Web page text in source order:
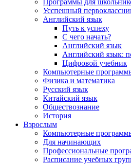
Усспешный
Английский язык
Путь к успеху
С чего начать?
Английский язык
Английский язык:
Цифровой учебник
Компьютерные
Физика и математика
Русский язык
Китайский язык
Обществознание
История
Взрослым
Компьютерные
Для начинающих
Профессиональные
Расписание учебных